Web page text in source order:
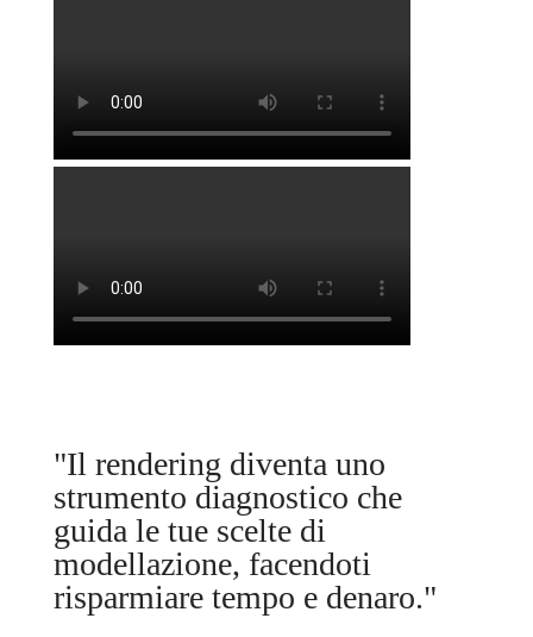
"Il rendering diventa uno
strumento diagnostico che
guida le tue scelte di
modellazione, facendoti
risparmiare tempo e denaro."